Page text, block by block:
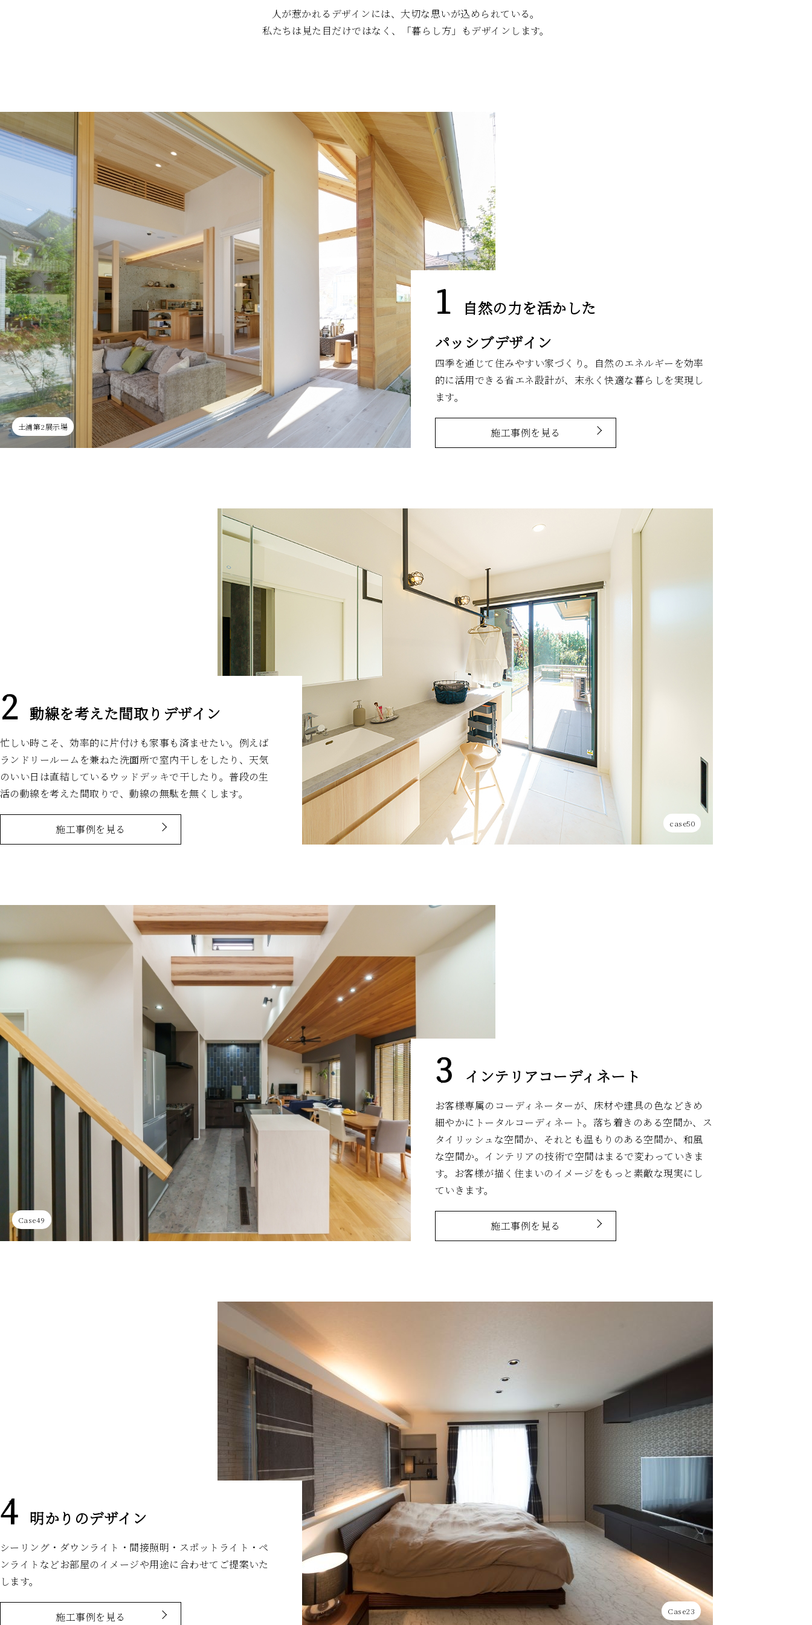
人が惹かれるデザインには、大切な思いが込められている。
私たちは見た目だけではなく、
「暮らし方」もデザインします。
土浦第2展示場
自然の力を活かした
パッシブデザイン
四季を通じて住みやすい家づくり。自然のエネルギーを効率
的に活用できる省エネ設計が、末永く快適な暮らしを実現し
ます。
施工事例を見る
case50
動線を考えた間取りデザイン
忙しい時こそ、効率的に片付けも家事も済ませたい。例えば
ランドリールームを兼ねた洗面所で室内干しをしたり、天気
のいい日は直結しているウッドデッキで干したり。普段の生
活の動線を考えた間取りで、動線の無駄を無くします。
施工事例を見る
Case49
インテリアコーディネート
お客様専属のコーディネーターが、床材や建具の色などきめ
細やかにトータルコーディネート。落ち着きのある空間か、ス
タイリッシュな空間か、それとも温もりのある空間か、和風
な空間か。インテリアの技術で空間はまるで変わっていきま
す。お客様が描く住まいのイメージをもっと素敵な現実にし
ていきます。
施工事例を見る
Case23
明かりのデザイン
シーリング・ダウンライト・間接照明・スポットライト・ペ
ンライトなどお部屋のイメージや用途に合わせてご提案いた
します。
施工事例を見る